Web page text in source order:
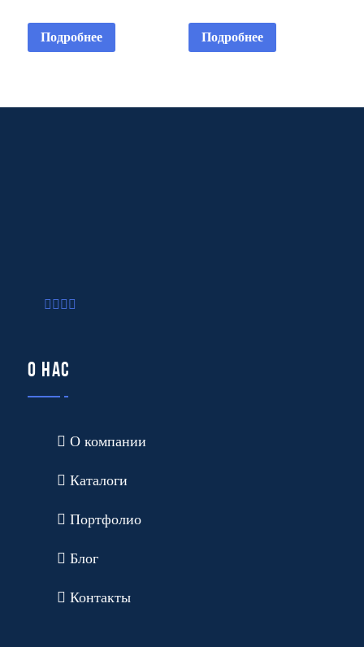
Подробнее Подробнее
О нас
О компании
Каталоги
Портфолио
Блог
Контакты